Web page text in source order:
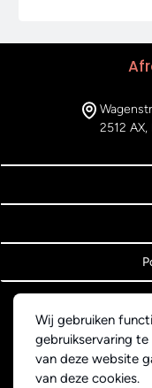
Wij gebruiken
gebruikservaring
van deze website
van deze cookies.
2512